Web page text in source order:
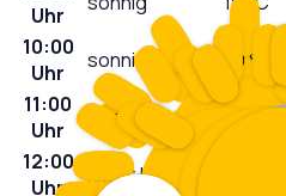
Uhr
10:00
Uhr
sonnig 20°C
11:00
Uhr
sonnig
12:00
Uhr
leicht bewölkt